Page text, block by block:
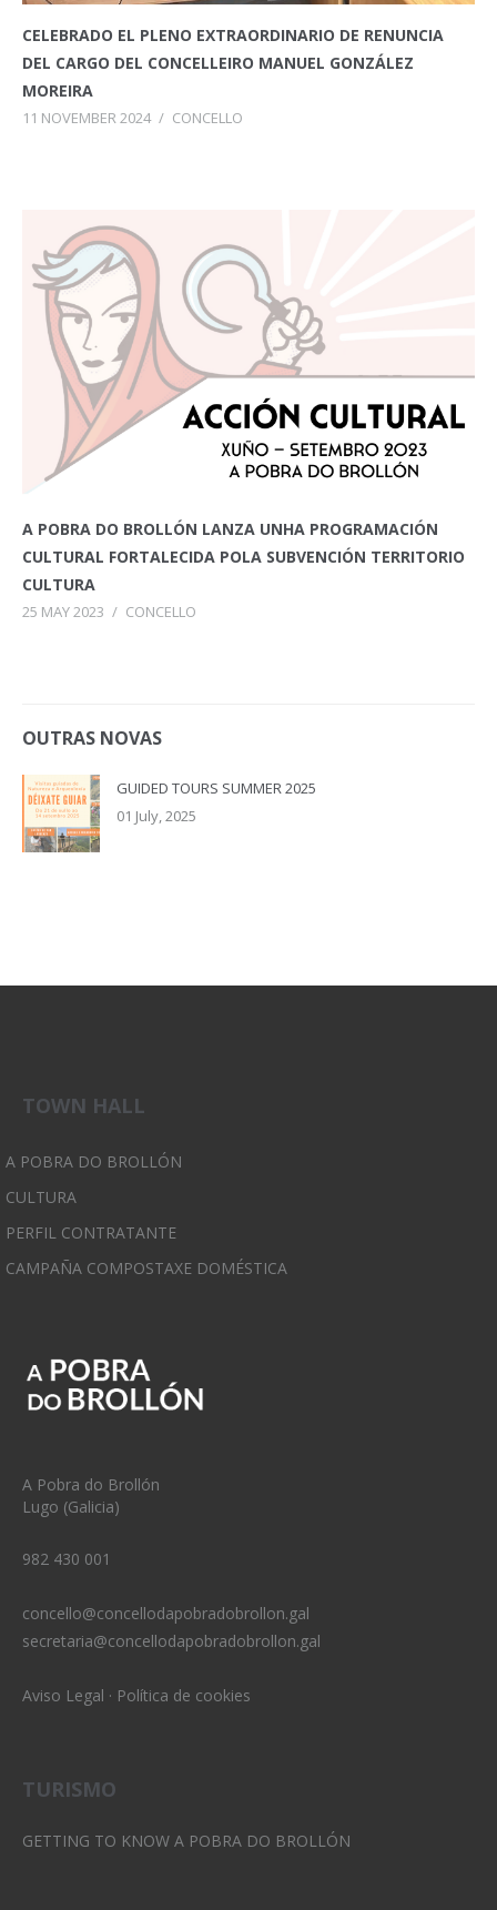
CELEBRADO EL PLENO EXTRAORDINARIO DE RENUNCIA
DEL CARGO DEL CONCELLEIRO MANUEL GONZÁLEZ
MOREIRA
11 NOVEMBER 2024 / CONCELLO
A POBRA DO BROLLÓN LANZA UNHA PROGRAMACIÓN
CULTURAL FORTALECIDA POLA SUBVENCIÓN TERRITORIO
CULTURA
25 MAY 2023 / CONCELLO
OUTRAS NOVAS
GUIDED TOURS SUMMER 2025
01 July, 2025
TOWN HALL
A POBRA DO BROLLÓN
CULTURA
PERFIL CONTRATANTE
CAMPAÑA COMPOSTAXE DOMÉSTICA
A Pobra do Brollón
Lugo (Galicia)
982 430 001
concello@concellodapobradobrollon.gal
secretaria@concellodapobradobrollon.gal
Aviso Legal · Política de cookies
TURISMO
GETTING TO KNOW A POBRA DO BROLLÓN